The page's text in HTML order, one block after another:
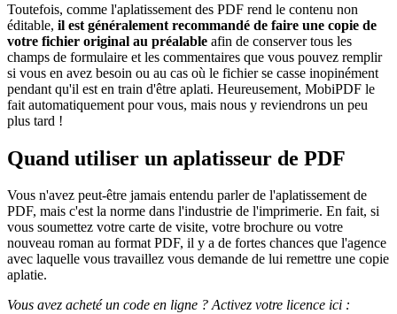
Toutefois, comme l'aplatissement des PDF rend le contenu non
éditable, il est généralement recommandé de faire une copie de
votre fichier original au préalable afin de conserver tous les
champs de formulaire et les commentaires que vous pouvez remplir
si vous en avez besoin ou au cas où le fichier se casse inopinément
pendant qu'il est en train d'être aplati. Heureusement, MobiPDF le
fait automatiquement pour vous, mais nous y reviendrons un peu
plus tard !
Quand utiliser un aplatisseur de PDF
Vous n'avez peut-être jamais entendu parler de l'aplatissement de
PDF, mais c'est la norme dans l'industrie de l'imprimerie. En fait, si
vous soumettez votre carte de visite, votre brochure ou votre
nouveau roman au format PDF, il y a de fortes chances que l'agence
avec laquelle vous travaillez vous demande de lui remettre une copie
aplatie.
Vous avez acheté un code en ligne ? Activez votre licence ici :